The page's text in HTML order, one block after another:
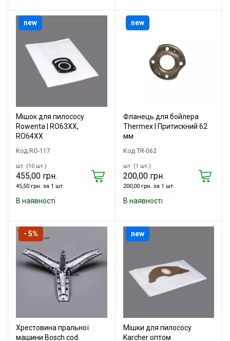
Мішок для пилососу
Rowenta | RO63XX,
RO64XX
Код RO-117
шт. (10 шт.)
455,00 грн.
45,50 грн. за 1 шт.
В наявності
new
Фланець для бойлера
Thermex | Притискний 62
мм
Код TR-062
шт. (1 шт.)
200,00 грн.
200,00 грн. за 1 шт.
В наявності
new
Хрестовина пральної
машини Bosch cod.
- 5%
Мішки для пилососу
Karcher оптом
new